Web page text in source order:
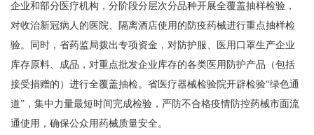
企业和部分医疗机构，分阶段分层次分品种开展全覆盖抽样检验，
对收治新冠病人的医院、隔离酒店使用的防疫药械进行重点抽样检
验。同时，省药监局拨出专项资金，对防护服、医用口罩生产企业
库存原料、成品，对重点批发企业库存的各类医用防护产品（包括
接受捐赠的）进行全覆盖抽检。省医疗器械检验院开辟检验“绿色通
道”，集中力量最短时间完成检验，严防不合格疫情防控药械市面流
通使用，确保公众用药械质量安全。